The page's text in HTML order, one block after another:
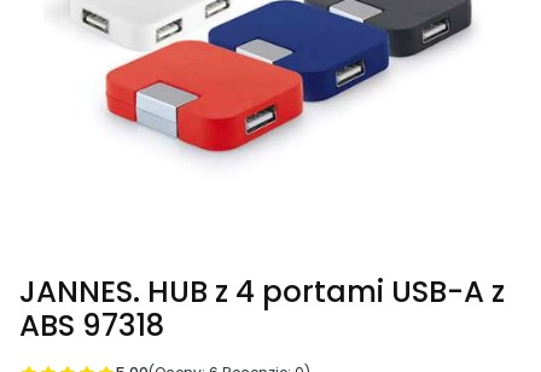
JANNES. HUB z 4 portami USB-A z
ABS 97318